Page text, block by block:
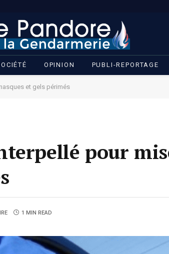
OPINION PUBLI-REPORTAGE
et gels périmés
pour
1 MIN READ